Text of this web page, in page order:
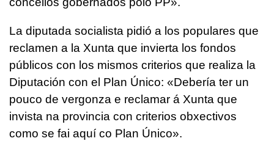
La diputada socialista pidió a los populares que
reclamen a la Xunta que invierta los fondos
públicos con los mismos criterios que realiza la
Diputación con el Plan Único: «Debería ter un
pouco de vergonza e reclamar á Xunta que
invista na provincia con criterios obxectivos
como se fai aquí co Plan Único».